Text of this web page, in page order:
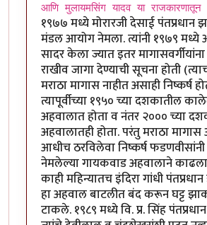
आणि मुलायमसिंग यादव या
१९७७ मध्ये मोरारजी देसाई पंतप्रधान
मंडल आयोग नेमला. त्यांनी १९७९
सादर केला ज्यात इतर
राखीव जागा देण्याची सूचना होती
मराठा मागास नाहीत असाही निष्कर्ष
त्यापूर्वीच्या १९५० च्या दशकातील
अहवालात होता व नंतर २००० च्या
अहवालातही होता. परंतु मराठा
आधीच ठरविलेवा निष्कर्ष
नेमलेल्या गायकवाड अहवालाने
काही महिन्यातच इंदिरा गांधी
हा अहवाल बाटलीत बंद करून घट्ट
टाकले. १९८९ मध्ये वि. प्र. सिंह